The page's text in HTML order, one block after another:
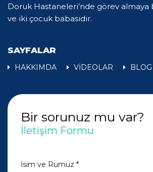
Doruk Hastaneleri’nde görev almaya
ve iki çocuk babasıdır.
SAYFALAR
HAKKIMDA VİDEOLAR BLOG
Bir sorunuz mu var?
İletişim Formu
İsim ve Rumuz *